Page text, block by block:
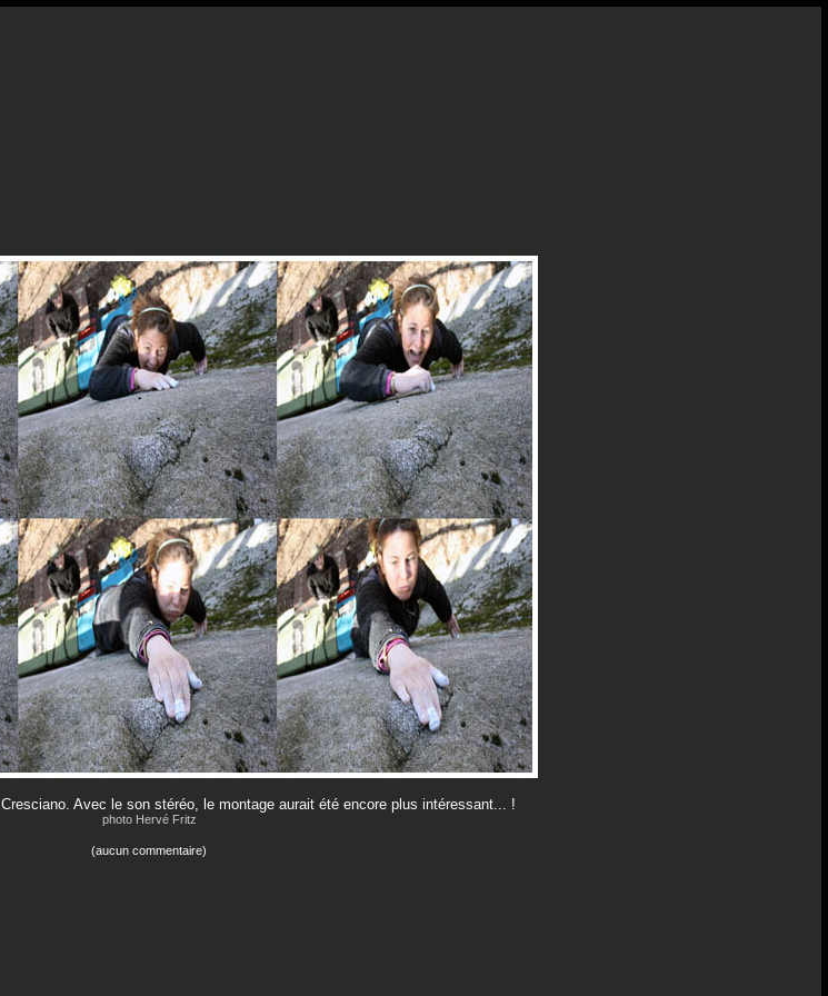
Avec le son stéréo, le montage aurait été encore plus intéressant... !
photo Hervé Fritz
(aucun commentaire)